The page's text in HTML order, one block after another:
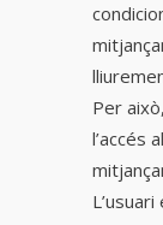
Per
l’accés